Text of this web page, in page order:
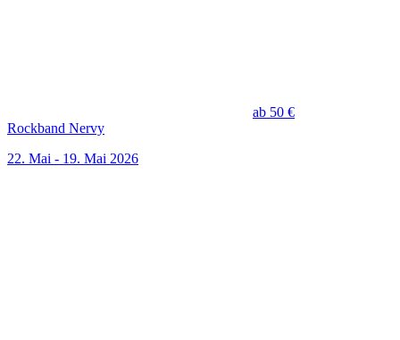
ab 50 €
Rockband Nervy
22. Mai - 19. Mai 2026